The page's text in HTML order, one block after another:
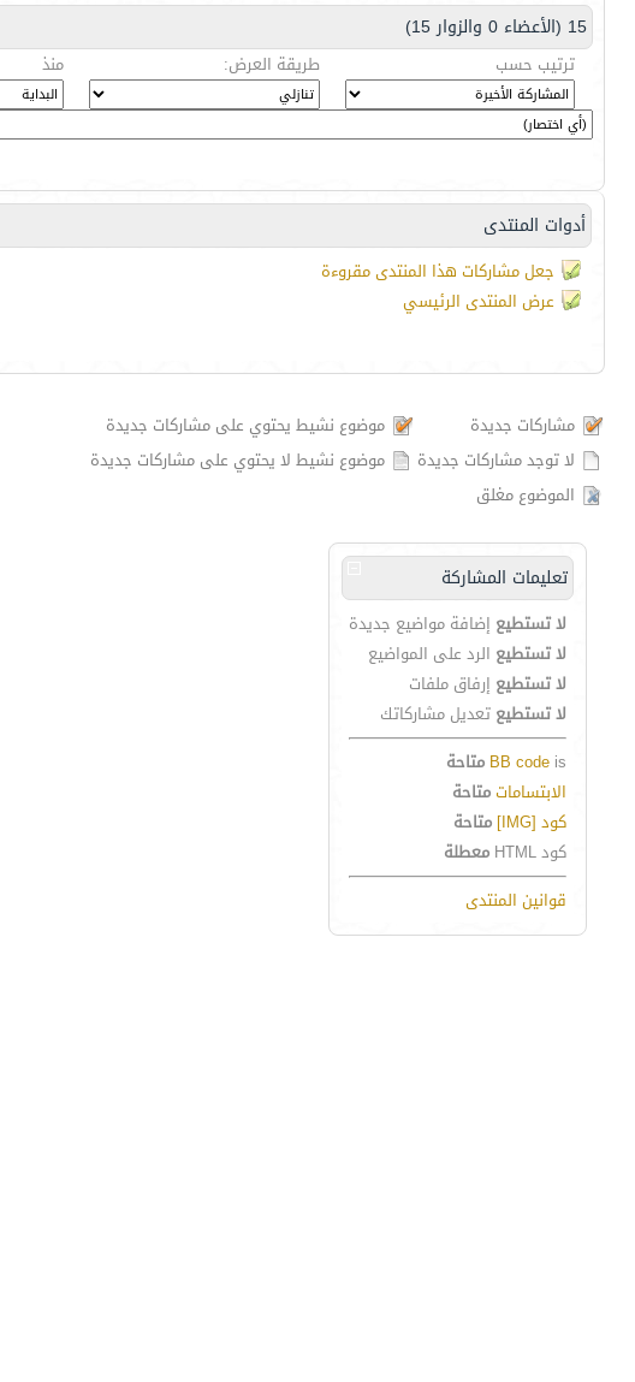
15 (الأعضاء 0 والزوار 15)
ترتيب حسب طريقة العرض: منذ
أدوات المنتدى
جعل مشاركات هذا المنتدى مقروءة
عرض المنتدى الرئيسي
مشاركات جديدة
موضوع نشيط يحتوي على مشاركات جديدة
لا توجد مشاركات جديدة
موضوع نشيط لا يحتوي على مشاركات جديدة
الموضوع مغلق
تعليمات المشاركة
لا تستطيع إضافة مواضيع جديدة
لا تستطيع الرد على المواضيع
لا تستطيع إرفاق ملفات
لا تستطيع تعديل مشاركاتك
BB code is
متاحة
الابتساماتمتاحة
كود [IMG]
متاحة
كود HTML
معطلة
قوانين المنتدى